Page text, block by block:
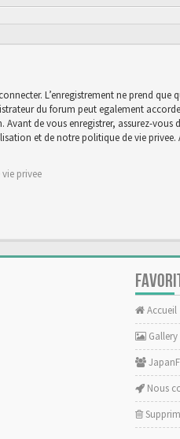
L’enregistrement ne prend que
du forum peut egalement
de vous enregistrer, assurez-vous
et de notre politique de vie privee.
privee
Accueil
Gallery
Nous